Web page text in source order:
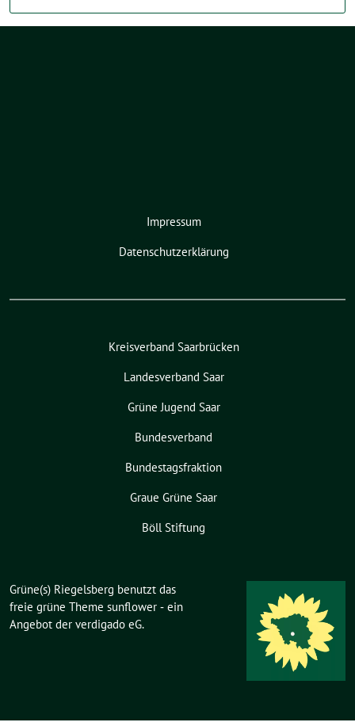
Impressum
Datenschutzerklärung
Kreisverband Saarbrücken
Landesverband Saar
Grüne Jugend Saar
Bundesverband
Bundestagsfraktion
Graue Grüne Saar
Böll Stiftung
Grüne(s) Riegelsberg benutzt das
freie grüne Theme sunflower ‐ ein
Angebot der verdigado eG.